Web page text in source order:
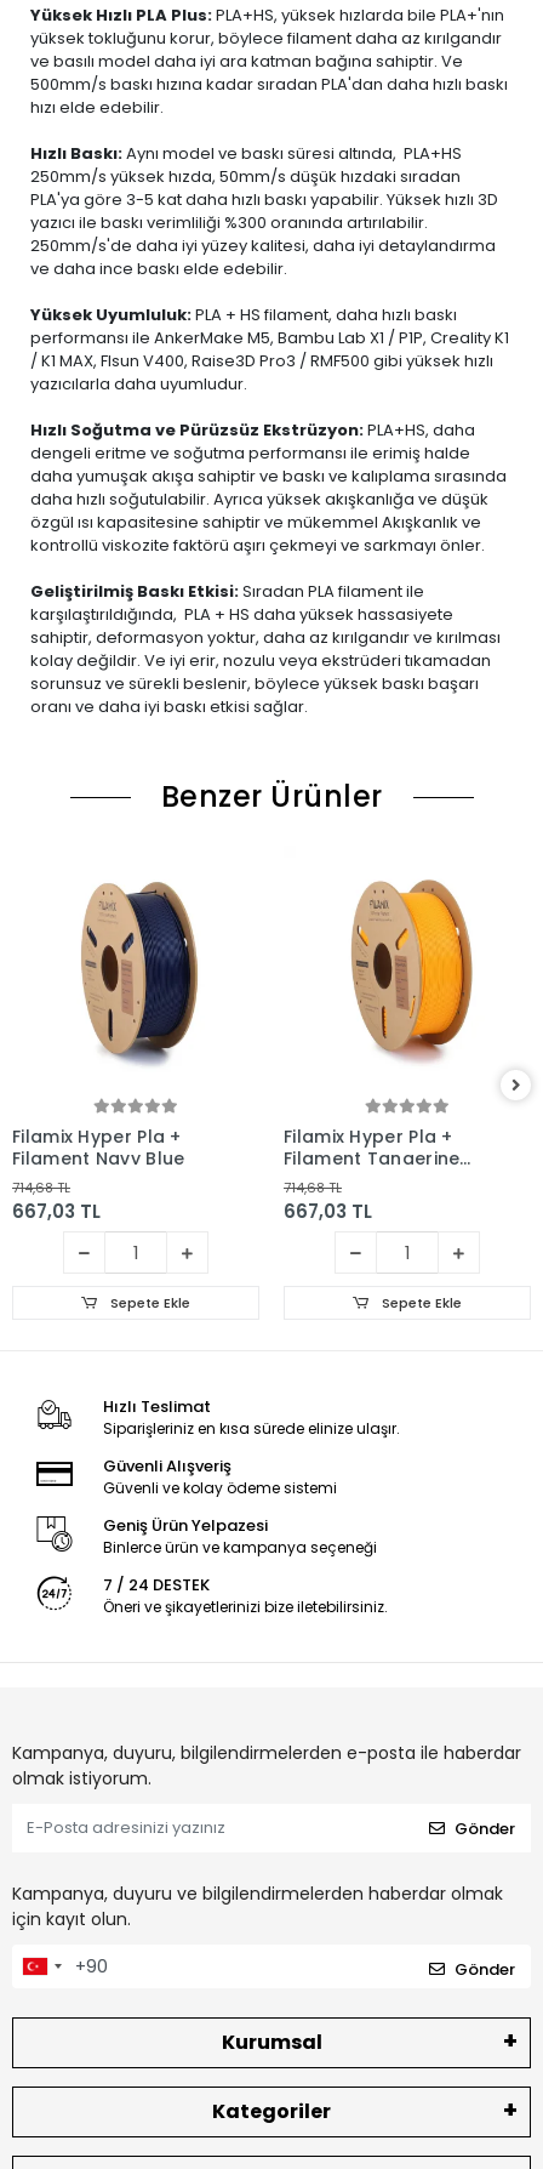
Yüksek Hızlı PLA Plus:PLA+HS, yüksek hızlarda bile PLA+'nın
yüksek tokluğunu korur, böylece filament daha az kırılgandır
ve basılı model daha iyi ara katman bağına sahiptir. Ve
500mm/s baskı hızına kadar sıradan PLA'dan daha hızlı baskı
hızı elde edebilir.
Hızlı Baskı:Aynı model ve baskı süresi altında, PLA+HS
250mm/s yüksek hızda, 50mm/s düşük hızdaki sıradan
PLA'ya göre 3-5 kat daha hızlı baskı yapabilir. Yüksek hızlı 3D
yazıcı ile baskı verimliliği %300 oranında artırılabilir.
250mm/s'de daha iyi yüzey kalitesi, daha iyi detaylandırma
ve daha ince baskı elde edebilir.
Yüksek Uyumluluk:PLA + HS filament, daha hızlı baskı
performansı ile AnkerMake M5, Bambu Lab X1 / P1P, Creality K1
/ K1 MAX, Flsun V400, Raise3D Pro3 / RMF500 gibi yüksek hızlı
yazıcılarla daha uyumludur.
Hızlı Soğutma ve Pürüzsüz Ekstrüzyon:PLA+HS, daha
dengeli eritme ve soğutma performansı ile erimiş halde
daha yumuşak akışa sahiptir ve baskı ve kalıplama sırasında
daha hızlı soğutulabilir. Ayrıca yüksek akışkanlığa ve düşük
özgül ısı kapasitesine sahiptir ve mükemmel Akışkanlık ve
kontrollü viskozite faktörü aşırı çekmeyi ve sarkmayı önler.
Geliştirilmiş Baskı Etkisi:Sıradan PLA filament ile
karşılaştırıldığında, PLA + HS daha yüksek hassasiyete
sahiptir, deformasyon yoktur, daha az kırılgandır ve kırılması
kolay değildir. Ve iyi erir, nozulu veya ekstrüderi tıkamadan
sorunsuz ve sürekli beslenir, böylece yüksek baskı başarı
oranı ve daha iyi baskı etkisi sağlar.
Benzer Ürünler
Filamix Hyper Pla +
Filament Navy Blue
714,68 TL
667,03 TL
Sepete Ekle
Filamix Hyper Pla +
Filament Tangerine
Orange
714,68 TL
667,03 TL
Sepete Ekle
Hızlı Teslimat
Siparişleriniz en kısa sürede elinize ulaşır.
Güvenli Alışveriş
Güvenli ve kolay ödeme sistemi
Geniş Ürün Yelpazesi
Binlerce ürün ve kampanya seçeneği
7 / 24 DESTEK
Öneri ve şikayetlerinizi bize iletebilirsiniz.
Kampanya, duyuru, bilgilendirmelerden e-posta ile haberdar
olmak istiyorum.
Gönder
Kampanya, duyuru ve bilgilendirmelerden haberdar olmak
için kayıt olun.
Gönder
Kurumsal
Kategoriler